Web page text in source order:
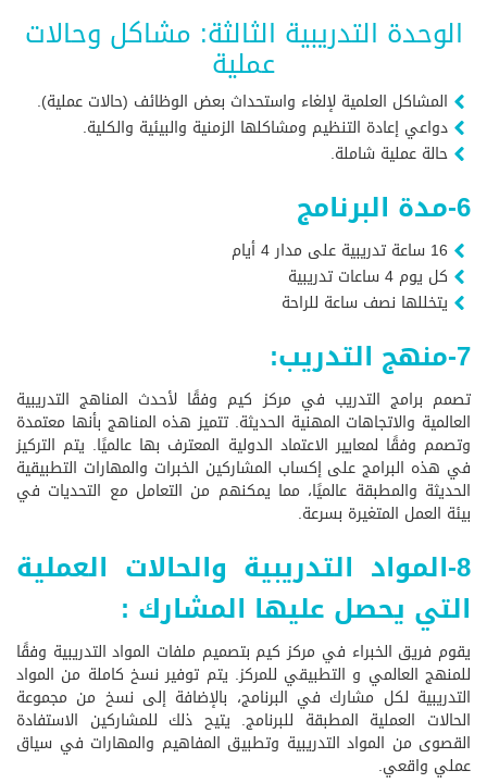
الوحدة التدريبية الثالثة: مشاكل وحالات
عملية
المشاكل العلمية لإلغاء واستحداث بعض الوظائف (حالات عملية).
دواعي إعادة التنظيم ومشاكلها الزمنية والبيئية والكلية.
حالة عملية شاملة.
6-مدة البرنامج
16 ساعة تدريبية على مدار 4 أيام
كل يوم 4 ساعات تدريبية
يتخللها نصف ساعة للراحة
7-منهج التدريب:
تصمم برامج التدريب في مركز كيم وفقًا لأحدث المناهج التدريبية
العالمية والاتجاهات المهنية الحديثة. تتميز هذه المناهج بأنها معتمدة
وتصمم وفقًا لمعايير الاعتماد الدولية المعترف بها عالميًا. يتم التركيز
في هذه البرامج على إكساب المشاركين الخبرات والمهارات التطبيقية
الحديثة والمطبقة عالميًا، مما يمكنهم من التعامل مع التحديات في
بيئة العمل المتغيرة بسرعة.
8-المواد التدريبية والحالات العملية
التي يحصل عليها المشارك :
يقوم فريق الخبراء في مركز كيم بتصميم ملفات المواد التدريبية وفقًا
للمنهج العالمي و التطبيقي للمركز. يتم توفير نسخ كاملة من المواد
التدريبية لكل مشارك في البرنامج، بالإضافة إلى نسخ من مجموعة
الحالات العملية المطبقة للبرنامج. يتيح ذلك للمشاركين الاستفادة
القصوى من المواد التدريبية وتطبيق المفاهيم والمهارات في سياق
عملي واقعي.